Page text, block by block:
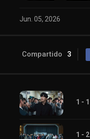
Jun. 05, 2026
Compartido 3
1 - 1
1 - 2